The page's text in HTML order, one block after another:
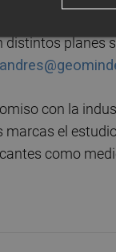
semana un
planes
con la
el
como